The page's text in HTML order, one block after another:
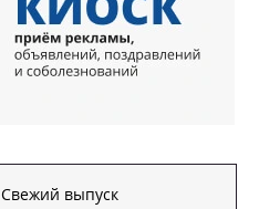
Свежий выпуск